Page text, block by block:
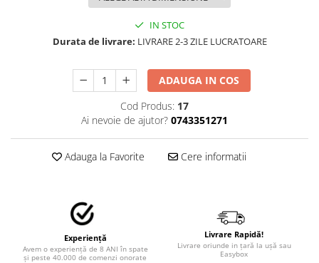
STICKERE MARI
MERCEDES CAMIOANE
RENAULT CAMIOANE
4X4/OFF ROAD STICKER
BABY ON BOARD
IN STOC
Durata de livrare: LIVRARE 2-3 ZILE LUCRATOARE
ADAUGA IN COS
Cod Produs: 17
Ai nevoie de ajutor? 0743351271
Adauga la Favorite Cere informatii
Experiență
Avem o experiență de 8 ANI în spate
și peste 40.000 de comenzi onorate
Livrare Rapidă!
Livrare oriunde in țară la ușă sau
Easybox